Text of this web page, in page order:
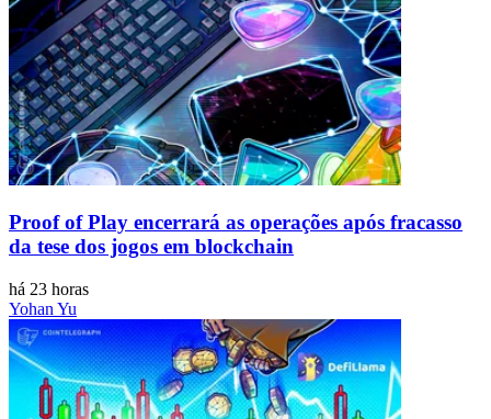
Proof of Play encerrará as operações após fracasso
da tese dos jogos em blockchain
há 23 horas
Yohan Yu